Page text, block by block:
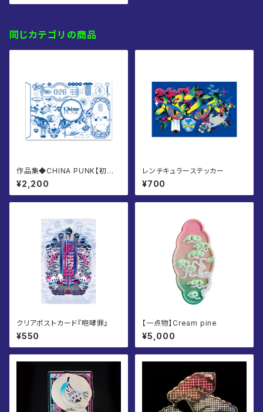
同じカテゴリの商品
作品集◆CHINA PUNK【初版
限定オマケ付】
¥2,200
レンチキュラーステッカー
¥700
クリアポストカード『咆哮罪』
¥550
【一点物】Cream pine
¥5,000